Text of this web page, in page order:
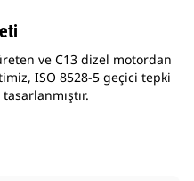
ve C13 dizel motordan
ISO 8528-5 geçici tepki